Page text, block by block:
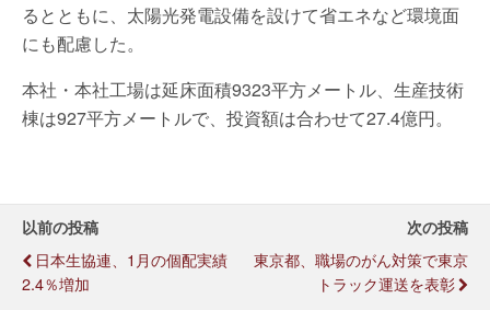
るとともに、太陽光発電設備を設けて省エネなど環境面
にも配慮した。
本社・本社工場は延床面積9323平方メートル、生産技術
棟は927平方メートルで、投資額は合わせて27.4億円。
以前の投稿
日本生協連、1月の個配実績
2.4％増加
次の投稿
東京都、職場のがん対策で東京
トラック運送を表彰